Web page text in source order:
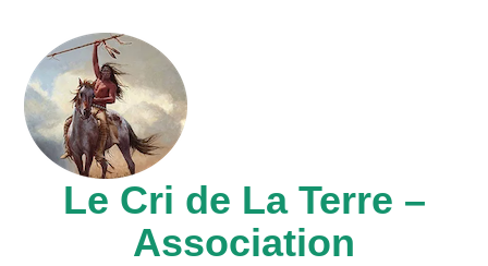
Le Cri de La Terre –
Association